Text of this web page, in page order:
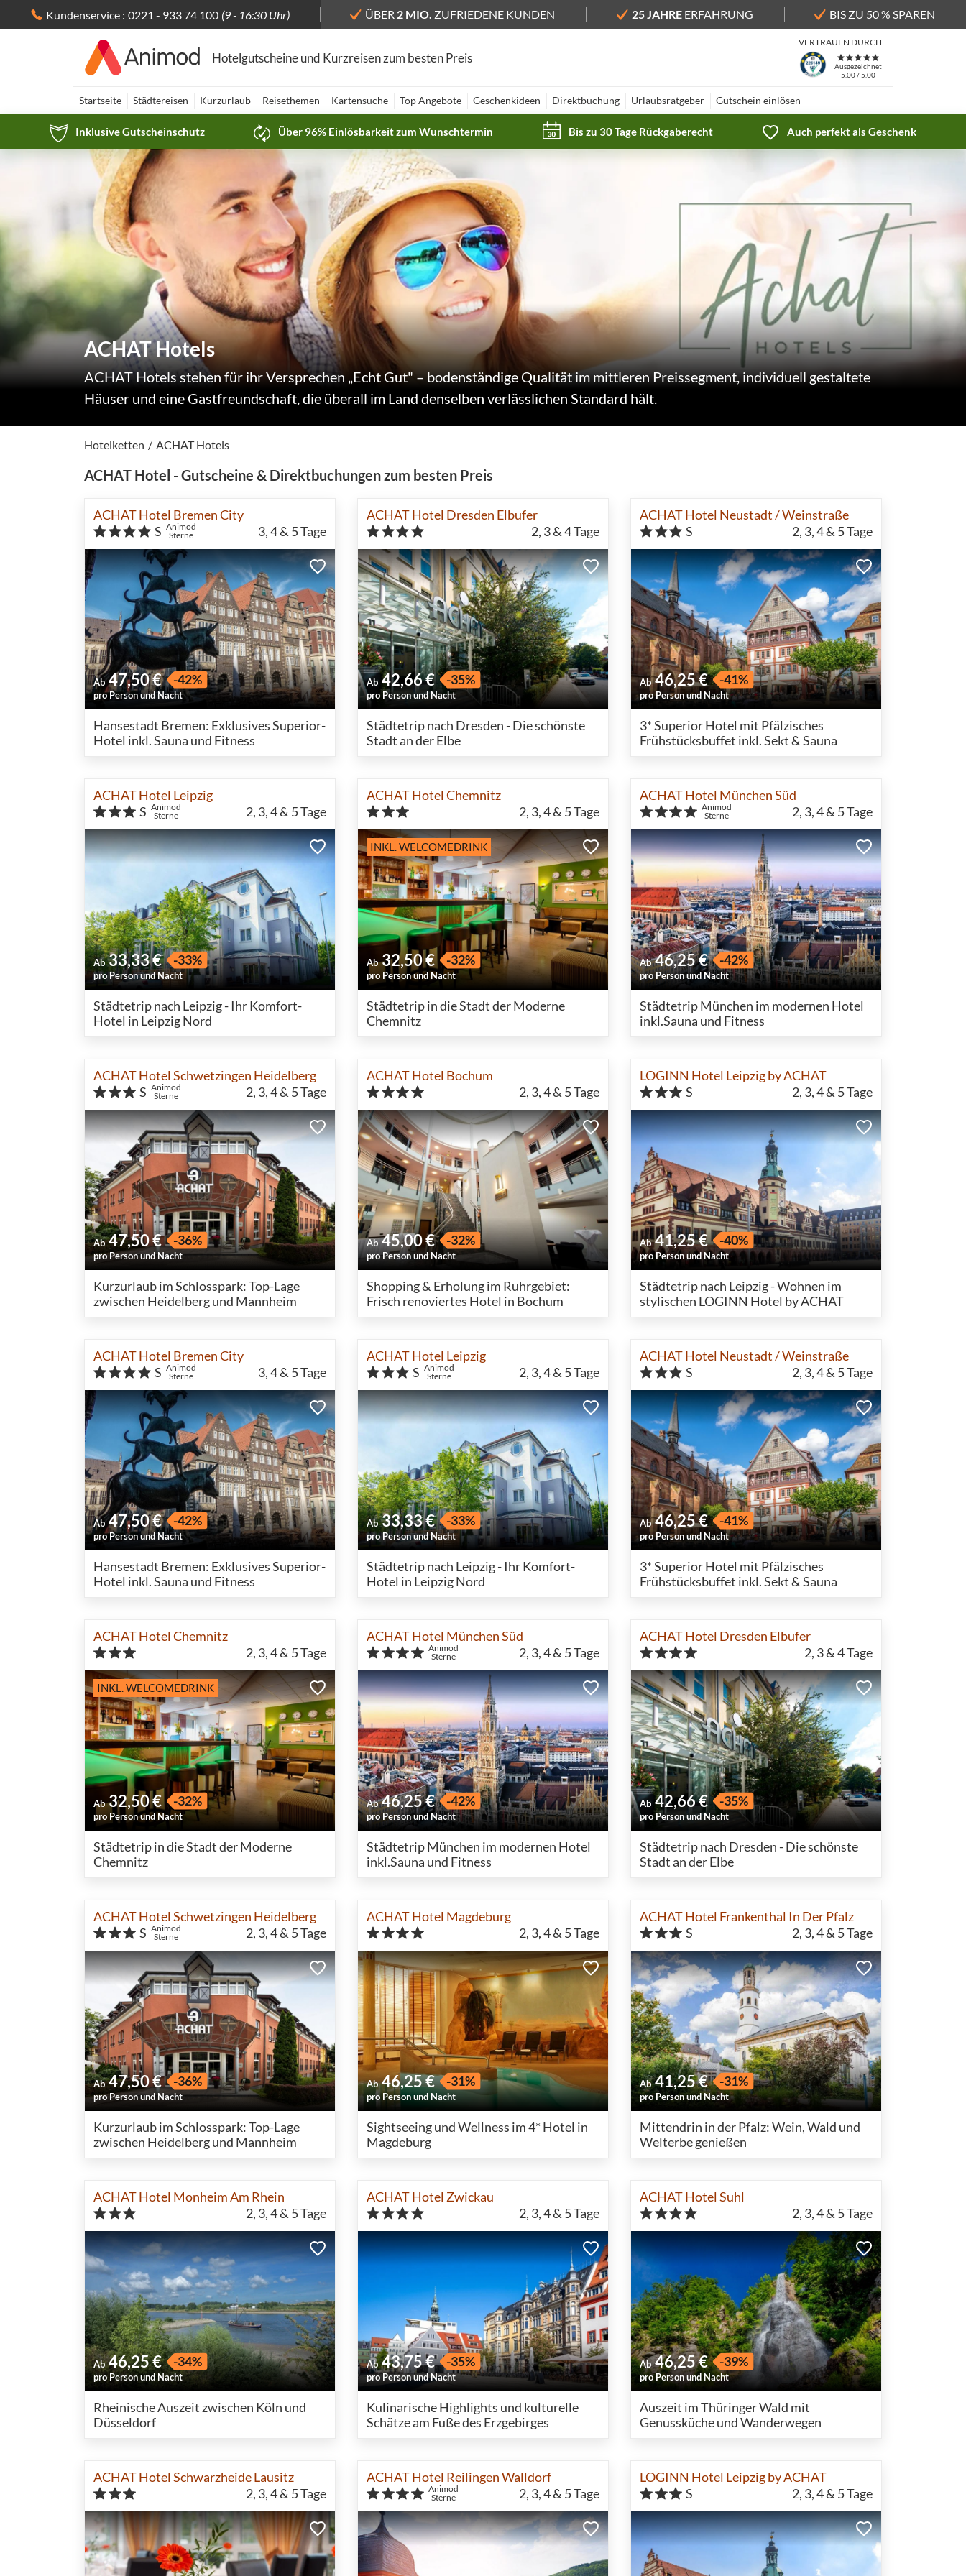
Kundenservice : 0221 - 933 74 100 (9 - 16:30 Uhr) ÜBER 2 MIO. ZUFRIEDENE KUNDEN 25 JAHREERFAHRUNG BIS ZU 50 % SPAREN
Hotelgutscheine und Kurzreisen zum besten Preis
VERTRAUEN DURCH
Ausgezeichnet
5.00 / 5.00
Startseite Städtereisen Kurzurlaub Reisethemen Kartensuche Top Angebote Geschenkideen Direktbuchung Urlaubsratgeber Gutschein einlösen
Inklusive Gutscheinschutz Über 96% Einlösbarkeit zum Wunschtermin Bis zu 30 Tage Rückgaberecht Auch perfekt als Geschenk
ACHAT Hotels
ACHAT Hotels stehen für ihr Versprechen „Echt Gut" – bodenständige Qualität im mittleren Preissegment, individuell gestaltete
Häuser und eine Gastfreundschaft, die überall im Land denselben verlässlichen Standard hält.
Hotelketten ACHAT Hotels
ACHAT Hotel - Gutscheine & Direktbuchungen zum besten Preis
ACHAT Hotel Bremen City
S Animod
Sterne
3, 4 & 5Tage
Ab 47,50 € -42%
pro Person und Nacht
Hansestadt Bremen: Exklusives Superior-
Hotel inkl. Sauna und Fitness
ACHAT Hotel Dresden Elbufer
2, 3 & 4Tage
Ab 42,66 € -35%
pro Person und Nacht
Städtetrip nach Dresden - Die schönste
Stadt an der Elbe
ACHAT Hotel Neustadt / Weinstraße
S
2, 3, 4 & 5Tage
Ab 46,25 € -41%
pro Person und Nacht
3* Superior Hotel mit Pfälzisches
Frühstücksbuffet inkl. Sekt & Sauna
ACHAT Hotel Leipzig
S Animod
Sterne
2, 3, 4 & 5Tage
Ab 33,33 € -33%
pro Person und Nacht
Städtetrip nach Leipzig - Ihr Komfort-
Hotel in Leipzig Nord
ACHAT Hotel Chemnitz
2, 3, 4 & 5Tage
INKL. WELCOMEDRINK
Ab 32,50 € -32%
pro Person und Nacht
Städtetrip in die Stadt der Moderne
Chemnitz
ACHAT Hotel München Süd
Animod
Sterne
2, 3, 4 & 5Tage
Ab 46,25 € -42%
pro Person und Nacht
Städtetrip München im modernen Hotel
inkl.Sauna und Fitness
ACHAT Hotel Schwetzingen Heidelberg
S Animod
Sterne
2, 3, 4 & 5Tage
Ab 47,50 € -36%
pro Person und Nacht
Kurzurlaub im Schlosspark: Top-Lage
zwischen Heidelberg und Mannheim
ACHAT Hotel Bochum
2, 3, 4 & 5Tage
Ab 45,00 € -32%
pro Person und Nacht
Shopping & Erholung im Ruhrgebiet:
Frisch renoviertes Hotel in Bochum
LOGINN Hotel Leipzig by ACHAT
S
2, 3, 4 & 5Tage
Ab 41,25 € -40%
pro Person und Nacht
Städtetrip nach Leipzig - Wohnen im
stylischen LOGINN Hotel by ACHAT
ACHAT Hotel Bremen City
S Animod
Sterne
3, 4 & 5Tage
Ab 47,50 € -42%
pro Person und Nacht
Hansestadt Bremen: Exklusives Superior-
Hotel inkl. Sauna und Fitness
ACHAT Hotel Leipzig
S Animod
Sterne
2, 3, 4 & 5Tage
Ab 33,33 € -33%
pro Person und Nacht
Städtetrip nach Leipzig - Ihr Komfort-
Hotel in Leipzig Nord
ACHAT Hotel Neustadt / Weinstraße
S
2, 3, 4 & 5Tage
Ab 46,25 € -41%
pro Person und Nacht
3* Superior Hotel mit Pfälzisches
Frühstücksbuffet inkl. Sekt & Sauna
ACHAT Hotel Chemnitz
2, 3, 4 & 5Tage
INKL. WELCOMEDRINK
Ab 32,50 € -32%
pro Person und Nacht
Städtetrip in die Stadt der Moderne
Chemnitz
ACHAT Hotel München Süd
Animod
Sterne
2, 3, 4 & 5Tage
Ab 46,25 € -42%
pro Person und Nacht
Städtetrip München im modernen Hotel
inkl.Sauna und Fitness
ACHAT Hotel Dresden Elbufer
2, 3 & 4Tage
Ab 42,66 € -35%
pro Person und Nacht
Städtetrip nach Dresden - Die schönste
Stadt an der Elbe
ACHAT Hotel Schwetzingen Heidelberg
S Animod
Sterne
2, 3, 4 & 5Tage
Ab 47,50 € -36%
pro Person und Nacht
Kurzurlaub im Schlosspark: Top-Lage
zwischen Heidelberg und Mannheim
ACHAT Hotel Magdeburg
2, 3, 4 & 5Tage
Ab 46,25 € -31%
pro Person und Nacht
Sightseeing und Wellness im 4* Hotel in
Magdeburg
ACHAT Hotel Frankenthal In Der Pfalz
S
2, 3, 4 & 5Tage
Ab 41,25 € -31%
pro Person und Nacht
Mittendrin in der Pfalz: Wein, Wald und
Welterbe genießen
ACHAT Hotel Monheim Am Rhein
2, 3, 4 & 5Tage
Ab 46,25 € -34%
pro Person und Nacht
Rheinische Auszeit zwischen Köln und
Düsseldorf
ACHAT Hotel Zwickau
2, 3, 4 & 5Tage
Ab 43,75 € -35%
pro Person und Nacht
Kulinarische Highlights und kulturelle
Schätze am Fuße des Erzgebirges
ACHAT Hotel Suhl
2, 3, 4 & 5Tage
Ab 46,25 € -39%
pro Person und Nacht
Auszeit im Thüringer Wald mit
Genussküche und Wanderwegen
ACHAT Hotel Schwarzheide Lausitz
2, 3, 4 & 5Tage
ACHAT Hotel Reilingen Walldorf
Animod
Sterne
2, 3, 4 & 5Tage
LOGINN Hotel Leipzig by ACHAT
S
2, 3, 4 & 5Tage